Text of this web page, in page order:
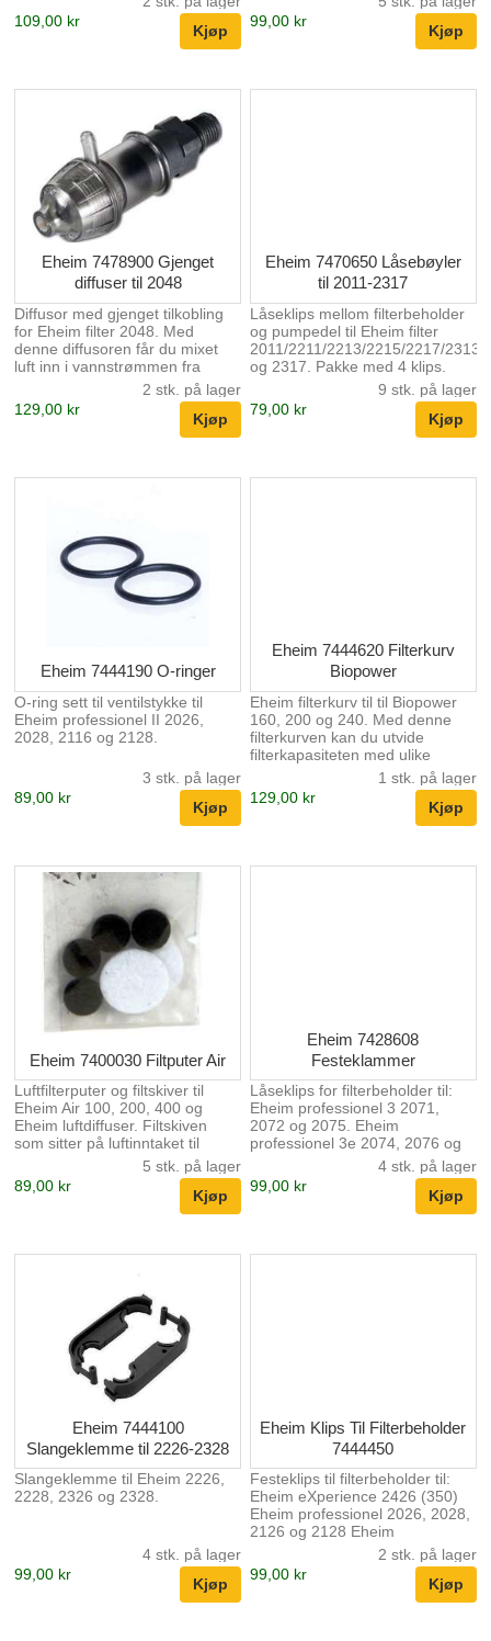
3455, 3465 og 3481.
109,00 kr
99,00 kr
Eheim 7478900 Gjenget
diffuser til 2048
Diffusor med gjenget tilkobling
for Eheim filter 2048. Med
denne diffusoren får du mixet
luft inn i vannstrømmen fra
2 stk. på lager
129,00 kr
Eheim 7470650 Låsebøyler
til 2011-2317
Låseklips mellom filterbeholder
og pumpedel til Eheim filter
2011/2211/2213/2215/2217/2313/
og 2317. Pakke med 4 klips.
9 stk. på lager
79,00 kr
Eheim 7444190 O-ringer
O-ring sett til ventilstykke til
Eheim professionel II 2026,
2028, 2116 og 2128.
3 stk. på lager
89,00 kr
Eheim 7444620 Filterkurv
Biopower
Eheim filterkurv til til Biopower
160, 200 og 240. Med denne
filterkurven kan du utvide
filterkapasiteten med ulike
filtermedier til ditt Biopower fiter.
1 stk. på lager
129,00 kr
Eheim 7400030 Filtputer Air
Luftfilterputer og filtskiver til
Eheim Air 100, 200, 400 og
Eheim luftdiffuser. Filtskiven
som sitter på luftinntaket til
luftpumpene blir etterhvert tett.
Det anbefales å bytte denne
filtskiven for å opprettholde full
5 stk. på lager
89,00 kr
Eheim 7428608
Festeklammer
Låseklips for filterbeholder til:
Eheim professionel 3 2071,
2072 og 2075. Eheim
professionel 3e 2074, 2076 og
2078. Eheim professionel 4+
2271, 2273, 2274, 2275, 2321
og 2373
4 stk. på lager
99,00 kr
Eheim 7444100
Slangeklemme til 2226-2328
Slangeklemme til Eheim 2226,
2228, 2326 og 2328.
4 stk. på lager
99,00 kr
Eheim Klips Til Filterbeholder
7444450
Festeklips til filterbeholder til:
Eheim eXperience 2426 (350)
Eheim professionel 2026, 2028,
2126 og 2128 Eheim
professionel 2226, 2228, 2227,
2229, 2326 og 2328
2 stk. på lager
99,00 kr